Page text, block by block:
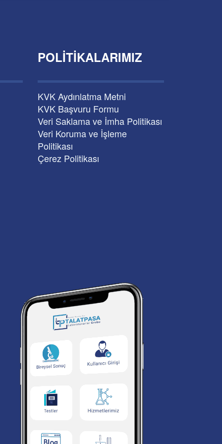
POLITIKALARIMIZ
KVK Aydınlatma Metni
KVK Başvuru Formu
Veri Saklama ve İmha Politikası
Veri Koruma ve İşleme
Politikası
Çerez Politikası